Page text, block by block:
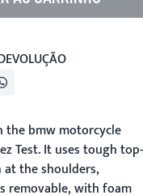
thebmw motorcycle
Test. It uses tough top-
the shoulders,
removable, with foam